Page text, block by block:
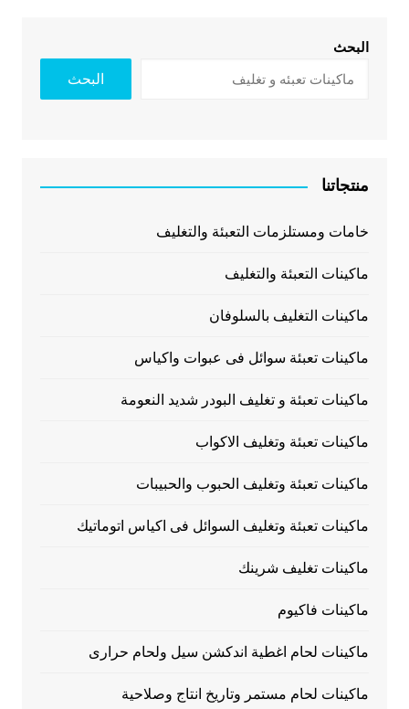
البحث
البحث
منتجاتنا
خامات ومستلزمات التعبئة والتغليف
ماكينات التعبئة والتغليف
ماكينات التغليف بالسلوفان
ماكينات تعبئة سوائل فى عبوات واكياس
ماكينات تعبئة و تغليف البودر شديد النعومة
ماكينات تعبئة وتغليف الاكواب
ماكينات تعبئة وتغليف الحبوب والحبيبات
ماكينات تعبئة وتغليف السوائل فى اكياس اتوماتيك
ماكينات تغليف شرينك
ماكينات فاكيوم
ماكينات لحام اغطية اندكشن سيل ولحام حرارى
ماكينات لحام مستمر وتاريخ انتاج وصلاحية